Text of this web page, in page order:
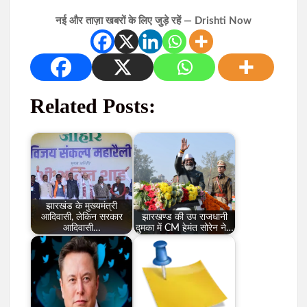
नई और ताज़ा खबरों के लिए जुड़े रहें — Drishti Now
Related Posts:
झारखंड के मुख्यमंत्री
आदिवासी, लेकिन सरकार
आदिवासी…
झारखण्ड की उप राजधानी
दुमका में CM हेमंत सोरेन ने…